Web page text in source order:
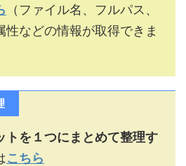
（ファイル名、フルパス、
性などの情報が取得できま
トを１つにまとめて整理す
こちら